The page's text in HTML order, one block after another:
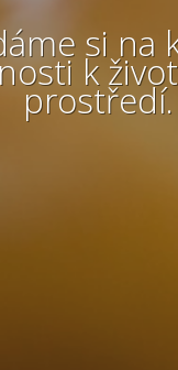
si na
k
prostředí.